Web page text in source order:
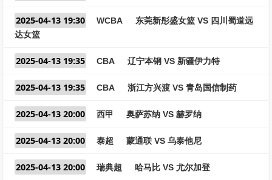
2025-04-13 19:30 WCBA
东莞新彤盛女篮 VS 四川蜀道远
达女篮
2025-04-13 19:35 CBA 辽宁本钢 VS 新疆伊力特
2025-04-13 19:35 CBA 浙江方兴渡 VS 青岛国信制药
2025-04-13 20:00 西甲 奥萨苏纳 VS 赫罗纳
2025-04-13 20:00 泰超 蒙通联 VS 乌泰他尼
2025-04-13 20:00 瑞典超 哈马比 VS 尤尔加登